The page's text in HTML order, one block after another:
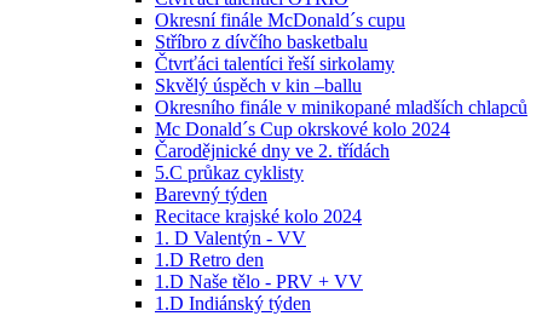
Okresní finále McDonald´s cupu
Stříbro z dívčího basketbalu
Čtvrťáci talentíci řeší sirkolamy
Skvělý úspěch v kin –ballu
Okresního finále v minikopané mladších chlapců
Mc Donald´s Cup okrskové kolo 2024
Čarodějnické dny ve 2. třídách
5.C průkaz cyklisty
Barevný týden
Recitace krajské kolo 2024
1. D Valentýn - VV
1.D Retro den
1.D Naše tělo - PRV + VV
1.D Indiánský týden